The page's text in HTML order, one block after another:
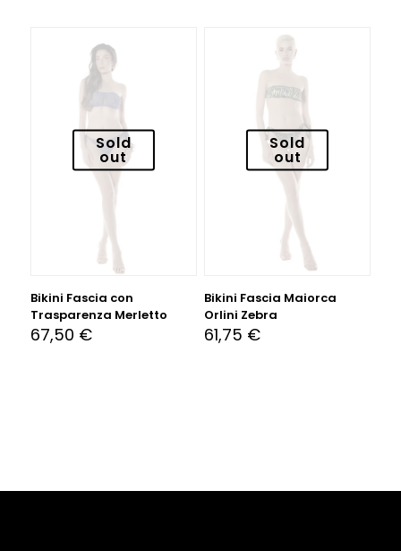
Sold
out
Bikini Fascia con
Trasparenza Merletto
67,50 €
Sold
out
Bikini Fascia Maiorca
Orlini Zebra
61,75 €